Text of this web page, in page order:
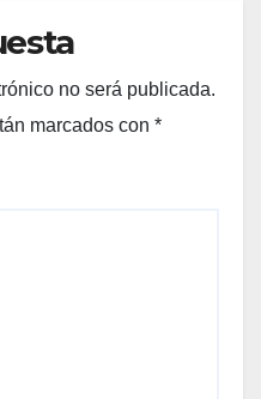
no será publicada.
marcados con *